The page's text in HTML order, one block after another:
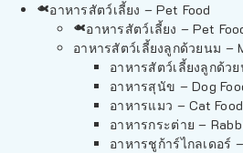
อาหารสัตว์เลี้ยง – Pet Food
อาหารสัตว์เลี้ยง – Pet
อาหารสัตว์เลี้ยงลูกด้วยนม –
อาหารสัตว์เลี้ยงลูกด้ว
อาหารสุนัข – Dog
อาหารแมว – Cat Food
อาหารกระต่าย –
อาหารชูก้าร์ไกลเดอร์